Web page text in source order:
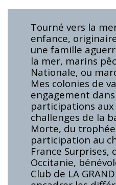
Tourné vers la
enfance,
une famille
la mer, marins
Nationale, ou
Mes colonies de
engagement
participations
challenges de la
Morte, du trophée
participation au
France Surprises,
Occitanie,
Club de LA